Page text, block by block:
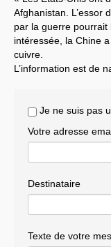
Systèmes & société
Nouvelles de
Crises "Covid-19 &
Afghanistan. L’essor
par la guerre
intéressée, la Chine
cuivre.
L’information est de
Je ne suis pas
Votre adresse
Destinataire
Texte de votre